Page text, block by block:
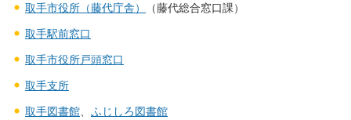
取手市役所（藤代庁舎） （藤代総合窓口課）
取手駅前窓口
取手市役所戸頭窓口
取手支所
取手図書館 ふじしろ図書館